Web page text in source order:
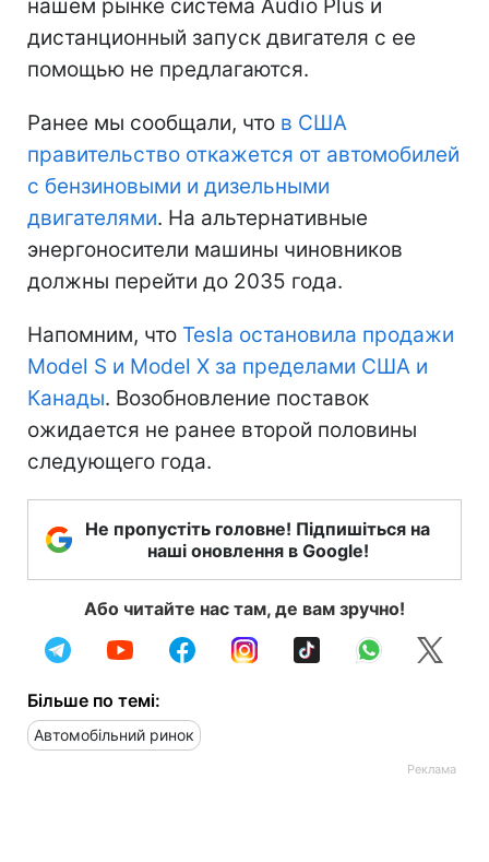
нашем рынке система Audio Plus и
дистанционный запуск двигателя с ее
помощью не предлагаются.
Ранее мы сообщали, что в США
правительство откажется от автомобилей
с бензиновыми и дизельными
двигателями. На альтернативные
энергоносители машины чиновников
должны перейти до 2035 года.
Напомним, что Tesla остановила продажи
Model S и Model X за пределами США и
Канады. Возобновление поставок
ожидается не ранее второй половины
следующего года.
Не пропустіть головне! Підпишіться на
наші оновлення в Google!
Або читайте нас там, де вам зручно!
Більше по темі:
Автомобільний ринок